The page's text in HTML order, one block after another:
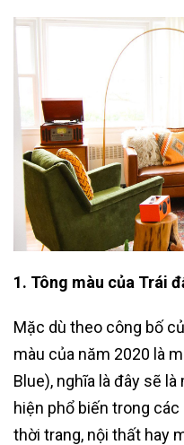
1. Tông màu của Trái
Mặc dù theo công bố
màu của năm 2020 là
Blue), nghĩa là đây sẽ
hiện phổ biến trong
thời trang, nội thất hay